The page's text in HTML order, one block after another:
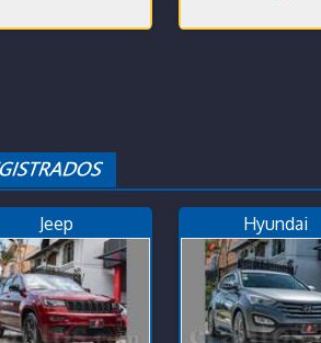
Jeep Hyundai